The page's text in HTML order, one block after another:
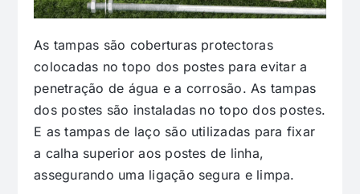
As tampas são coberturas protectoras
colocadas no topo dos postes para evitar a
penetração de água e a corrosão. As tampas
dos postes são instaladas no topo dos postes.
E as tampas de laço são utilizadas para fixar
a calha superior aos postes de linha,
assegurando uma ligação segura e limpa.